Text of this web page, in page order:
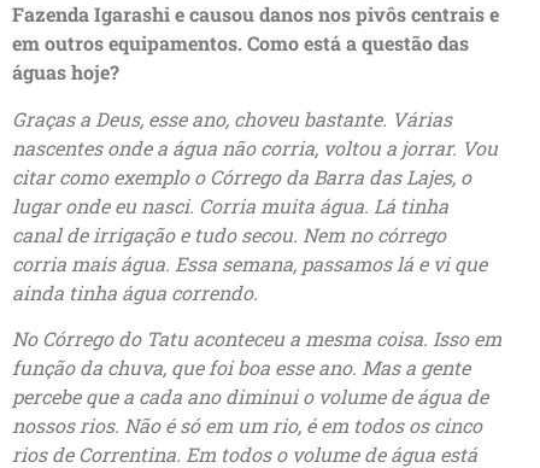
Fazenda Igarashi e causou danos nos pivôs centrais e
em outros equipamentos. Como está a questão das
águas hoje?
Graças a Deus, esse ano, choveu bastante. Várias
nascentes onde a água não corria, voltou a jorrar. Vou
citar como exemplo o Córrego da Barra das Lajes, o
lugar onde eu nasci. Corria muita água. Lá tinha
canal de irrigação e tudo secou. Nem no córrego
corria mais água. Essa semana, passamos lá e vi que
ainda tinha água correndo.
No Córrego do Tatu aconteceu a mesma coisa. Isso em
função da chuva, que foi boa esse ano. Mas a gente
percebe que a cada ano diminui o volume de água de
nossos rios. Não é só em um rio, é em todos os cinco
rios de Correntina. Em todos o volume de água está